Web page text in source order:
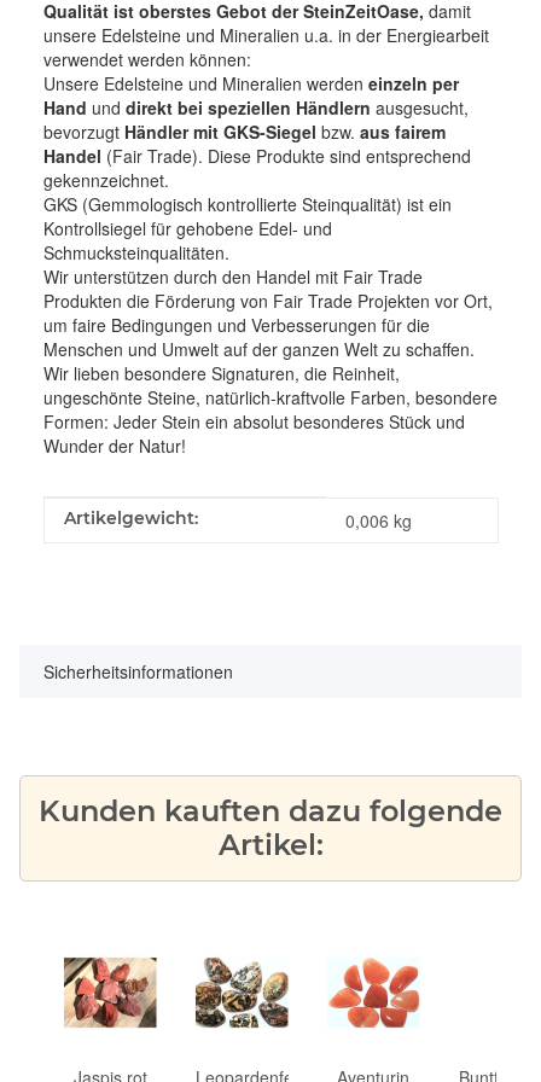
Qualität ist oberstes Gebot der SteinZeitOase, damit
unsere Edelsteine und Mineralien u.a. in der Energiearbeit
verwendet werden können:
Unsere Edelsteine und Mineralien werden einzeln per
Hand und direkt bei speziellen Händlern ausgesucht,
bevorzugt Händler mit GKS-Siegel bzw. aus fairem
Handel (Fair Trade). Diese Produkte sind entsprechend
gekennzeichnet.
GKS (Gemmologisch kontrollierte Steinqualität) ist ein
Kontrollsiegel für gehobene Edel- und
Schmucksteinqualitäten.
Wir unterstützen durch den Handel mit Fair Trade
Produkten die Förderung von Fair Trade Projekten vor Ort,
um faire Bedingungen und Verbesserungen für die
Menschen und Umwelt auf der ganzen Welt zu schaffen.
Wir lieben besondere Signaturen, die Reinheit,
ungeschönte Steine, natürlich-kraftvolle Farben, besondere
Formen: Jeder Stein ein absolut besonderes Stück und
Wunder der Natur!
Produkteigenschaft
Wert
Artikelgewicht: 0,006 kg
Sicherheitsinformationen
Kunden kauften dazu folgende
Artikel:
Jaspis rot
Leopardenfell-
Aventurin